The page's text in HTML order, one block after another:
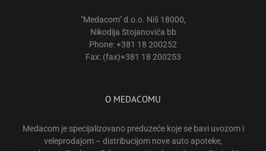
"Medacom" d.o.o. Niš 18000,
Nikodija Stojanovića bb
Phone: +381 18 200252
Fax: (fax)+381 18 200253
O MEDACOMU
Medacom je specijalizovano preduzeće koje se bavi uvozom i
veleprodajom – distribucijom nove auto apoteke,